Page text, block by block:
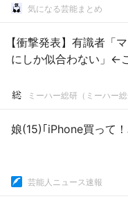
気になる芸能まとめ
【衝撃発表】有識者「
にしか似合わない」←
ミーハー総研（ミーハー総
娘(15)｢iPhone買って
芸能人ニュース速報